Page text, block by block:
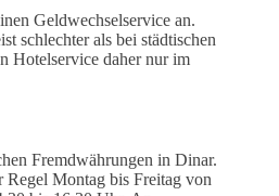
Geldwechselservice an.
schlechter als bei städtischen
Hotelservice daher nur im
Fremdwährungen in Dinar.
Montag bis Freitag von